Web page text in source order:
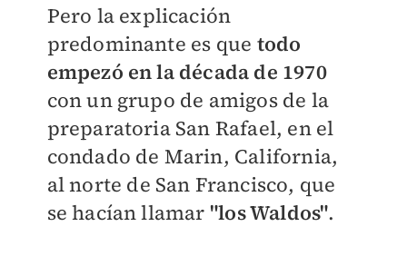
Pero la explicación
predominante es que todo
empezó en la década de 1970
con un grupo de amigos de la
preparatoria San Rafael, en el
condado de Marin, California,
al norte de San Francisco, que
se hacían llamar "los Waldos".